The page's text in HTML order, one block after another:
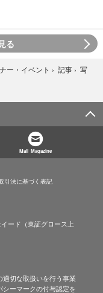
る
ー・イベント › 記事 › 写
Mail Magazine
引法に基づく表記
ード（東証グロース上
切な取扱いを行う事業
ーマークの付与認定を